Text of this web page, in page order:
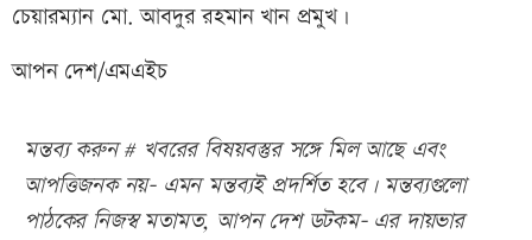
চেয়ারম্যান মো. আবদুর রহমান খান প্রমুখ।
আপন দেশ/এমএইচ
মন্তব্য করুন # খবরের বিষয়বস্তুর সঙ্গে মিল আছে এবং
আপত্তিজনক নয়- এমন মন্তব্যই প্রদর্শিত হবে। মন্তব্যগুলো
পাঠকের নিজস্ব মতামত, আপন দেশ ডটকম- এর দায়ভার